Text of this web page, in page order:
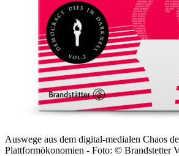
Auswege aus dem digital-medialen Chaos
Plattformökonomien - Foto: © Brandstetter